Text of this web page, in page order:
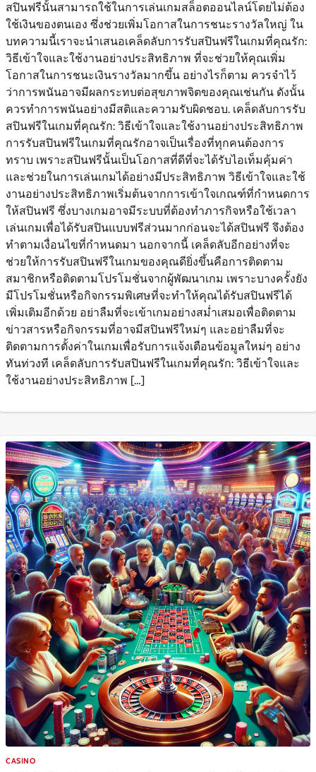
สปินฟรีนั้นสามารถใช้ในการเล่นเกมสล็อตออนไลน์โดยไม่ต้อง
ใช้เงินของตนเอง ซึ่งช่วยเพิ่มโอกาสในการชนะรางวัลใหญ่ ใน
บทความนี้เราจะนำเสนอเคล็ดลับการรับสปินฟรีในเกมที่คุณรัก:
วิธีเข้าใจและใช้งานอย่างประสิทธิภาพ ที่จะช่วยให้คุณเพิ่ม
โอกาสในการชนะเงินรางวัลมากขึ้น อย่างไรก็ตาม ควรจำไว้
ว่าการพนันอาจมีผลกระทบต่อสุขภาพจิตของคุณเช่นกัน ดังนั้น
ควรทำการพนันอย่างมีสติและความรับผิดชอบ. เคล็ดลับการรับ
สปินฟรีในเกมที่คุณรัก: วิธีเข้าใจและใช้งานอย่างประสิทธิภาพ
การรับสปินฟรีในเกมที่คุณรักอาจเป็นเรื่องที่ทุกคนต้องการ
ทราบ เพราะสปินฟรีนั้นเป็นโอกาสที่ดีที่จะได้รับไอเท็มคุ้มค่า
และช่วยในการเล่นเกมได้อย่างมีประสิทธิภาพ วิธีเข้าใจและใช้
งานอย่างประสิทธิภาพเริ่มต้นจากการเข้าใจเกณฑ์ที่กำหนดการ
ให้สปินฟรี ซึ่งบางเกมอาจมีระบบที่ต้องทำภารกิจหรือใช้เวลา
เล่นเกมเพื่อได้รับสปินแบบฟรีส่วนมากก่อนจะได้สปินฟรี จึงต้อง
ทำตามเงื่อนไขที่กำหนดมา นอกจากนี้ เคล็ดลับอีกอย่างที่จะ
ช่วยให้การรับสปินฟรีในเกมของคุณดียิ่งขึ้นคือการติดตาม
สมาชิกหรือติดตามโปรโมชั่นจากผู้พัฒนาเกม เพราะบางครั้งยัง
มีโปรโมชั่นหรือกิจกรรมพิเศษที่จะทำให้คุณได้รับสปินฟรีได้
เพิ่มเติมอีกด้วย อย่าลืมที่จะเข้าเกมอย่างสม่ำเสมอเพื่อติดตาม
ข่าวสารหรือกิจกรรมที่อาจมีสปินฟรีใหม่ๆ และอย่าลืมที่จะ
ติดตามการตั้งค่าในเกมเพื่อรับการแจ้งเตือนข้อมูลใหม่ๆ อย่าง
ทันท่วงที เคล็ดลับการรับสปินฟรีในเกมที่คุณรัก: วิธีเข้าใจและ
ใช้งานอย่างประสิทธิภาพ […]
CASINO